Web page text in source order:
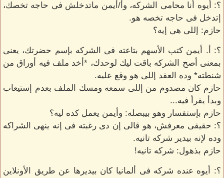
؟: أيوه أنا محامى الشركه، وأ/أيمن ماتدخلش فى حاجه تخصك،
إتدخل فى حاجه تخصه هو.
حازم: إللى هى إيه؟
؟: أ. أيمن كتب الأسهم بتاعته فى الشركه بإسم حضرتك، يعنى
بمعنى أصح الشركه باقت ليك لوحدك، *أخد ملف فيه أوراق من
شنطته* وده العقد إللى هو وقع عليه.
حازم كان مصدوم من إللى سمعه ومسك الملف بعدم إستيعاب
وبدأ يقرأ فيه...
حازم بإستفسار وهو بيبصله: وأيمن يعمل كده ليه؟
؟: حقيقى معرفش، هو قالى إن دى رغبته فى إنه ينهى الشراكه
وده لإنه بيدير شركه تانيه.
حازم بذهول: شركه تانيه!
؟: أيوه عنده شركه فى ألمانيا كان بيديرها عن طريق الأونلاين